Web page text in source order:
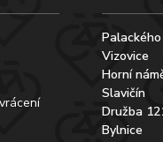
Vizovice
Horní
Slavičín
Družba
Bylnice